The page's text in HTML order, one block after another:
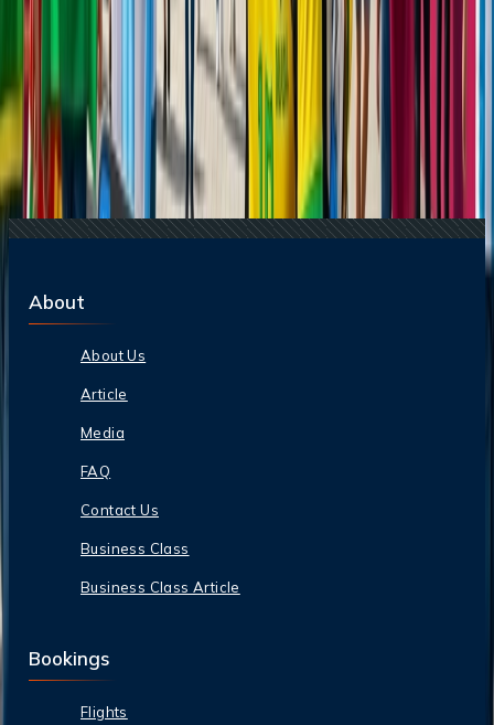
24 Jun, 2026
Wimbledon 2026: la guía completa para
planificar tu viaje al Grand Slam
29 Jun, 2026
10 cosas que hacer en Londres durante
Wimbledon 2026
17 Jul, 2026
Adiós a las esperas: la magia de los chatbots en la
industria de viajes
25 Jul, 2026
De Italia a Japón: 10 destinos icónicos que son
merecen la pena explorar
23 Jun, 2026
10 Errores Que Encarecen Los Viajes A La
Copa Mundial De La FIFA
About
About Us
Article
Media
FAQ
Contact Us
Business Class
Business Class Article
Bookings
Flights